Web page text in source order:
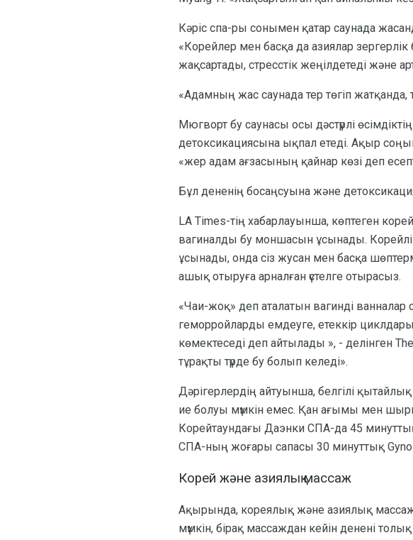
Кәріс спа-ры сонымен қатар саунада
«Корейлер мен басқа да азиялар
жақсартады, стресстік жеңілдетеді және
«Адамның жас саунада тер төгіп жатқанда,
Мюгворт бу саунасы осы дәстүрлі
детоксикациясына ықпал етеді. Ақыр
«жер адам ағзасының қайнар көзі деп
Бұл дененің босаңсуына және
LA Times-тің хабарлауынша, көптеген
вагиналды бу моншасын ұсынады.
ұсынады, онда сіз жусан мен басқа
ашық отыруға арналған үстелге отырасыз.
«Чаи-жоқ» деп аталатын вагинді ванналар
геморройларды емдеуге, етеккір
көмектеседі деп айтылады », - делінген
тұрақты түрде бу болып келеді».
Дәрігерлердің айтуынша, белгілі
ие болуы мүмкін емес. Қан ағымы мен
Корейтаундағы Даэнки СПА-да 45
СПА-ның жоғары сапасы 30 минуттық Gyno
Корей және азиялық массаж
Ақырында, кореялық және азиялық
мүмкін, бірақ массаждан кейін денені